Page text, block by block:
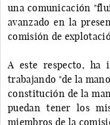
una comunicación
avanzado en la
comisión de
A este respecto, ha
trabajando "de la
constitución de la
puedan tener los
miembros de la